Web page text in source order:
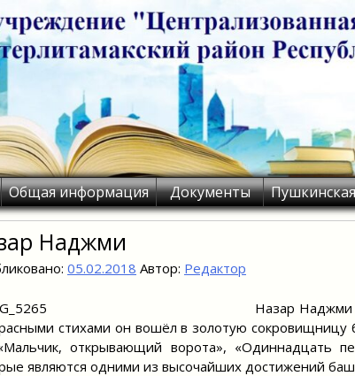
Общая информация Документы
Наджми
05.02.2018 Автор: Редактор
Назар Наджми
стихами он вошёл в золотую сокровищницу
открывающий ворота», «Одиннадцать
являются одними из высочайших достижений